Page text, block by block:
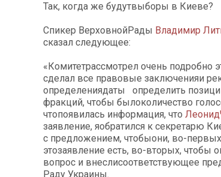
Так, когда же будутвыборы в Киеве?
Спикер ВерховнойРады Владимир
сказал следующее:
«Комитетрассмотрел очень подробно
сделал все правовые заключенияи
определениядаты определить
фракций, чтобы былоколичество
чтопоявилась информация, что
заявление, яобратился к секретарю
с предложением, чтобыони, во-
этозаявление есть, во-вторых, чтобы
вопрос и внеслисоответствующее
Раду Украины.